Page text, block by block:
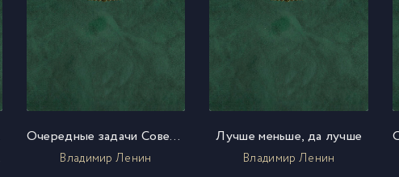
Очередные задачи Советской власти
Владимир Ленин
Лучше меньше, да лучше
Владимир Ленин